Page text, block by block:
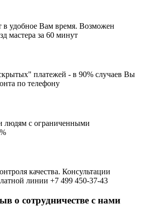
в удобное Вам время. Возможен
мастера за 60 минут
платежей - в 90% случаев Вы
по телефону
людям с ограниченными
качества. Консультации
линии +7 499 450-37-43
о сотрудничестве с нами